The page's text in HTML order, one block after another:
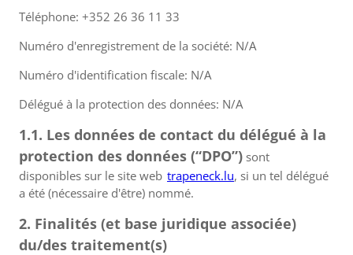
Téléphone: +352 26 36 11 33
Numéro d'enregistrement de la société: N/A
Numéro d'identification fiscale: N/A
Délégué à la protection des données: N/A
1.1. Les données de contact du délégué à la
protection des données (“DPO”) sont
disponibles sur le site web trapeneck.lu, si un tel délégué
a été (nécessaire d'être) nommé.
2. Finalités (et base juridique associée)
du/des traitement(s)